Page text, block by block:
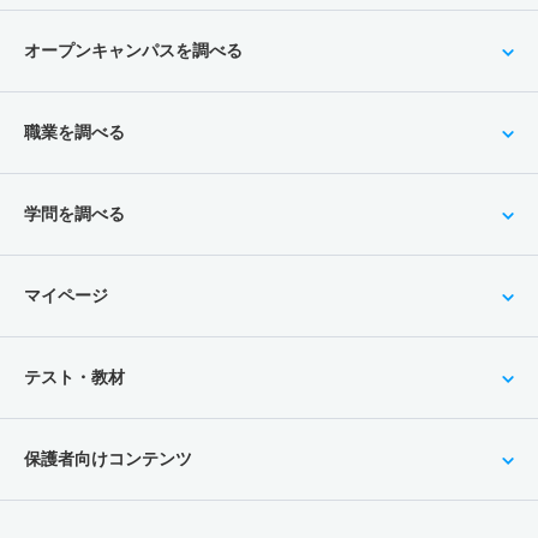
オープンキャンパスを調べる
職業を調べる
学問を調べる
マイページ
テスト・教材
保護者向けコンテンツ